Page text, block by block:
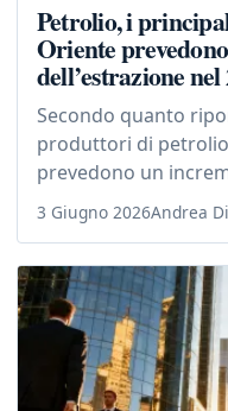
Petrolio, i
Oriente
dell’estrazione nel
Secondo quanto
produttori di
prevedono un
3 Giugno 2026Andrea